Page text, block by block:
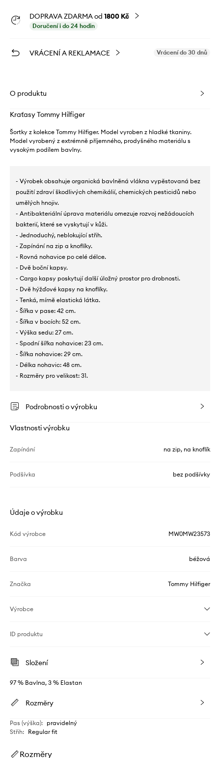
DOPRAVA ZDARMA od 1800 Kč
Doručení i do 24 hodin
VRÁCENÍ A REKLAMACE Vrácení do 30 dnů
O produktu
Kraťasy Tommy Hilfiger
Šortky z kolekce Tommy Hilfiger. Model vyroben z hladké tkaniny.
Model vyrobený z extrémně příjemného, ​​prodyšného materiálu s
vysokým podílem bavlny.
- Výrobek obsahuje organická bavlněná vlákna vypěstovaná bez
použití zdraví škodlivých chemikálií, chemických pesticidů nebo
umělých hnojiv.
- Antibakteriální úprava materiálu omezuje rozvoj nežádoucích
bakterií, které se vyskytují v kůži.
- Jednoduchý, neblokující střih.
- Zapínání na zip a knoflíky.
- Rovná nohavice po celé délce.
- Dvě boční kapsy.
- Cargo kapsy poskytují další úložný prostor pro drobnosti.
- Dvě hýžďové kapsy na knoflíky.
- Tenká, mírně elastická látka.
- Šířka v pase: 42 cm.
- Šířka v bocích: 52 cm.
- Výška sedu: 27 cm.
- Spodní šířka nohavice: 23 cm.
- Šířka nohavice: 29 cm.
- Délka nohavic: 48 cm.
- Rozměry pro velikost: 31.
Podrobnosti o výrobku
Vlastnosti výrobku
Zapínání na zip, na knoflík
Podšívka bez podšívky
Údaje o výrobku
Kód výrobce MW0MW23573
Barva béžová
Značka Tommy Hilfiger
Výrobce
ID produktu
Složení
97 % Bavlna, 3 % Elastan
Rozměry
Pas (výška): pravidelný
Střih: Regular fit
Rozměry